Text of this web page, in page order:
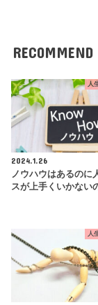
RECOMMEND
人
2024.1.26
ノウハウはあるのに
スが上手くいかない
人